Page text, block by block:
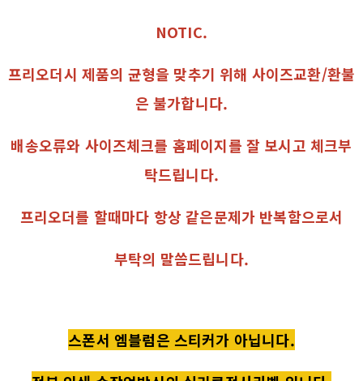
NOTIC.
프리오더시 제품의 균형을 맞추기 위해 사이즈교환/환불
은 불가합니다.
배송오류와 사이즈체크를 홈페이지를 잘 보시고 체크부
탁드립니다.
프리오더를 할때마다 항상 같은문제가 반복함으로서
부탁의 말씀드립니다.
스폰서 엠블럼은 스티커가 아닙니다.